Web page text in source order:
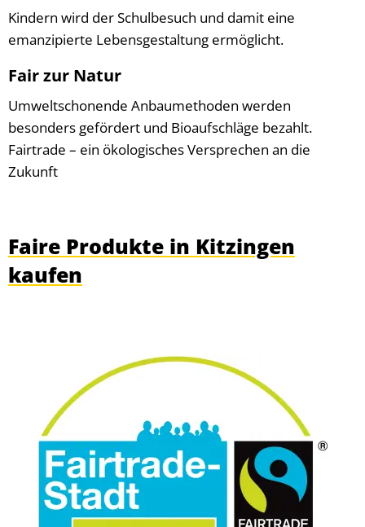
Kindern wird der Schulbesuch und damit eine
emanzipierte Lebensgestaltung ermöglicht.
Fair zur Natur
Umweltschonende Anbaumethoden werden
besonders gefördert und Bioaufschläge bezahlt.
Fairtrade – ein ökologisches Versprechen an die
Zukunft
Faire Produkte in Kitzingen
kaufen